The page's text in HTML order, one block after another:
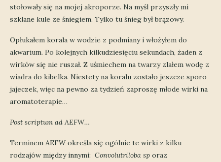
stołowały się na mojej akroporze. Na myśl przyszły mi
szklane kule ze śniegiem. Tylko tu śnieg był brązowy.
Opłukałem korala w wodzie z podmiany i włożyłem do
akwarium. Po kolejnych kilkudziesięciu sekundach, żaden z
wirków się nie ruszał. Z uśmiechem na twarzy zlałem wodę z
wiadra do kibelka. Niestety na koralu zostało jeszcze sporo
jajeczek, więc na pewno za tydzień zaproszę młode wirki na
aromatoterapie…
Post scriptum ad AEFW…
Terminem AEFW określa się ogólnie te wirki z kilku
rodzajów między innymi: Convolutriloba sp oraz